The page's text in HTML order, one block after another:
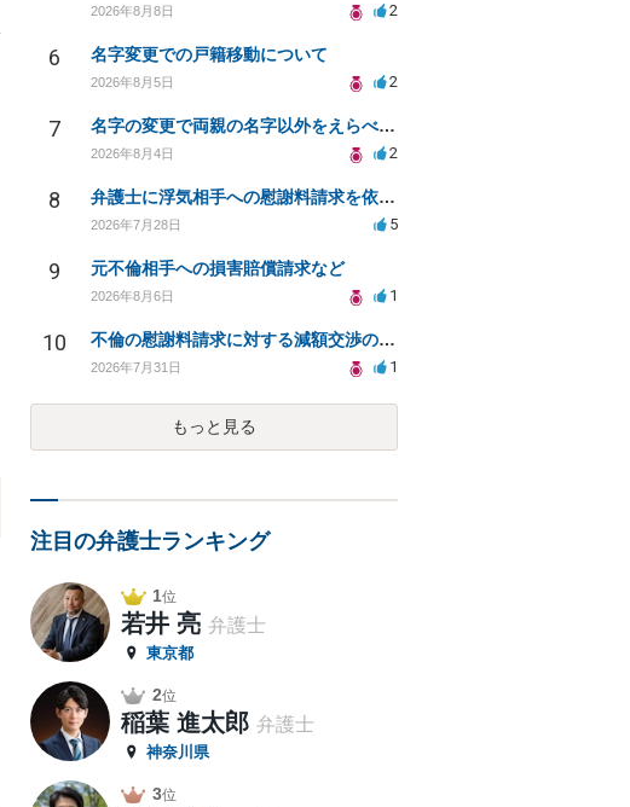
2026年8月8日 2
6 名字変更での戸籍移動について
2026年8月5日 2
7 名字の変更で両親の名字以外をえらべるのか？
2026年8月4日 2
8 弁護士に浮気相手への慰謝料請求を依頼する費用相場は？
2026年7月28日 5
9 元不倫相手への損害賠償請求など
2026年8月6日 1
10 不倫の慰謝料請求に対する減額交渉の可能性と対策
2026年7月31日 1
もっと見る
注目の弁護士ランキング
1位
若井 亮 弁護士
東京都
2位
稲葉 進太郎 弁護士
神奈川県
3位